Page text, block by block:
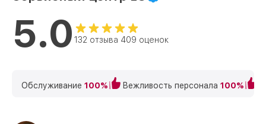
5.0 132 отзыва 409 оценок
Обслуживание 100% Вежливость персонала 100%